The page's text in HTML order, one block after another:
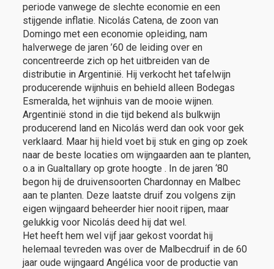
periode vanwege de slechte economie en een
stijgende inflatie. Nicolás Catena, de zoon van
Domingo met een economie opleiding, nam
halverwege de jaren ’60 de leiding over en
concentreerde zich op het uitbreiden van de
distributie in Argentinië. Hij verkocht het tafelwijn
producerende wijnhuis en behield alleen Bodegas
Esmeralda, het wijnhuis van de mooie wijnen.
Argentinië stond in die tijd bekend als bulkwijn
producerend land en Nicolás werd dan ook voor gek
verklaard. Maar hij hield voet bij stuk en ging op zoek
naar de beste locaties om wijngaarden aan te planten,
o.a in Gualtallary op grote hoogte . In de jaren ‘80
begon hij de druivensoorten Chardonnay en Malbec
aan te planten. Deze laatste druif zou volgens zijn
eigen wijngaard beheerder hier nooit rijpen, maar
gelukkig voor Nicolás deed hij dat wel.
Het heeft hem wel vijf jaar gekost voordat hij
helemaal tevreden was over de Malbecdruif in de 60
jaar oude wijngaard Angélica voor de productie van